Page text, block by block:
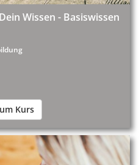
Wissen - Basiswissen
Kurs